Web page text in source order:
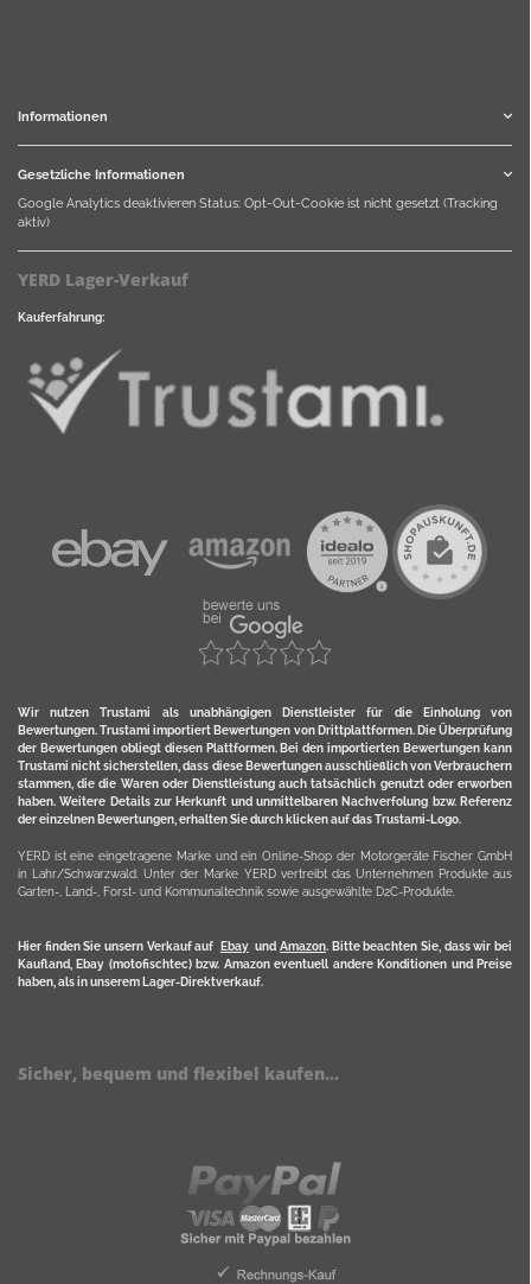
Informationen
Gesetzliche Informationen
Google Analytics deaktivieren Status: Opt-Out-Cookie ist nicht gesetzt (Tracking
aktiv)
YERD Lager-Verkauf
Kauferfahrung:
Wir nutzen Trustami als unabhängigen Dienstleister für die Einholung von
Bewertungen. Trustami importiert Bewertungen von Drittplattformen. Die Überprüfung
der Bewertungen obliegt diesen Plattformen. Bei den importierten Bewertungen kann
Trustami nicht sicherstellen, dass diese Bewertungen ausschließlich von Verbrauchern
stammen, die die Waren oder Dienstleistung auch tatsächlich genutzt oder erworben
haben. Weitere Details zur Herkunft und unmittelbaren Nachverfolung bzw. Referenz
der einzelnen Bewertungen, erhalten Sie durch klicken auf das Trustami-Logo.
YERD ist eine eingetragene Marke und ein Online-Shop der Motorgeräte Fischer GmbH
in Lahr/Schwarzwald. Unter der Marke YERD vertreibt das Unternehmen Produkte aus
Garten-, Land-, Forst- und Kommunaltechnik sowie ausgewählte D2C-Produkte.
Hier finden Sie unsern Verkauf auf Ebayund Amazon. Bitte beachten Sie, dass wir bei
Kaufland, Ebay (motofischtec) bzw. Amazon eventuell andere Konditionen und Preise
haben, als in unserem Lager-Direktverkauf.
Sicher, bequem und flexibel kaufen...